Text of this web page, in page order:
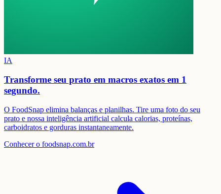
IA
Transforme seu prato em macros exatos em 1
segundo.
O FoodSnap elimina balanças e planilhas. Tire uma foto do seu
prato e nossa inteligência artificial calcula calorias, proteínas,
carboidratos e gorduras instantaneamente.
Conhecer o foodsnap.com.br